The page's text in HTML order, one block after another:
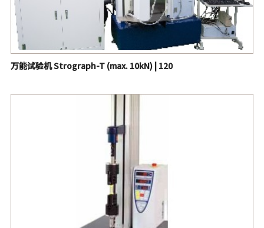
臭氧老化试验箱 | 253
橡胶De Mattia挠曲疲劳裂纹试验机 | 255
万能试验机 Strograph-VG系列 (max. 20kN) | 260
De Mattia 弯折-龟裂疲劳试验机 配恒温箱 | 263
自动密度计 | 265
试管老化试验仪 TA-1 | 273
密闭型无转子流变仪 (MDR) | 292
氧指数测试仪 | 606
万能试验机 Strograph-T (max. 10kN) | 120